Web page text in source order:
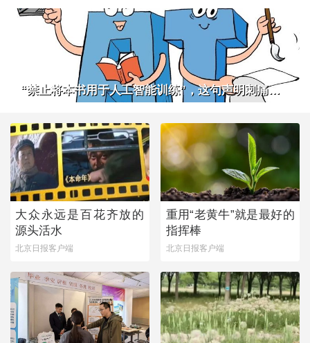
“禁止将本书用于人工智能训练”，这句声明刺痛了谁
大众永远是百花齐放的
源头活水
北京日报客户端
重用“老黄牛”就是最好的
指挥棒
北京日报客户端